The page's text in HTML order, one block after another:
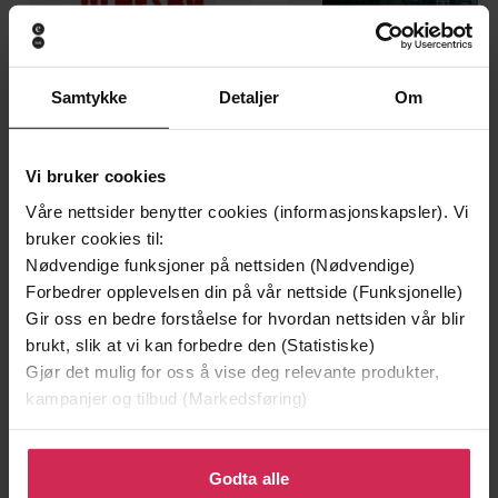
Samtykke Detaljer Om
Vi bruker cookies
Våre nettsider benytter cookies (informasjonskapsler). Vi
bruker cookies til:
Nødvendige funksjoner på nettsiden (Nødvendige)
Forbedrer opplevelsen din på vår nettside (Funksjonelle)
Gir oss en bedre forståelse for hvordan nettsiden vår blir
brukt, slik at vi kan forbedre den (Statistiske)
Gjør det mulig for oss å vise deg relevante produkter,
kampanjer og tilbud (Markedsføring)
Klikk på «Godta alle» for å gi oss ditt samtykke til å
bruke cookies for alle disse formålene. Du kan også
Godta alle
199,-
Minnesota
Jo Nesbø
EBOK
349,-
Utskudd
Jørn Lier Horst
Katarina Ekstedt(forfatter),